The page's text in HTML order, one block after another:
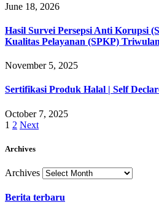
June 18, 2026
Hasil Survei Persepsi Anti Korupsi
Kualitas Pelayanan (SPKP)
November 5, 2025
Sertifikasi Produk Halal | Self
October 7, 2025
1 2 Next
Archives
Archives
Berita terbaru